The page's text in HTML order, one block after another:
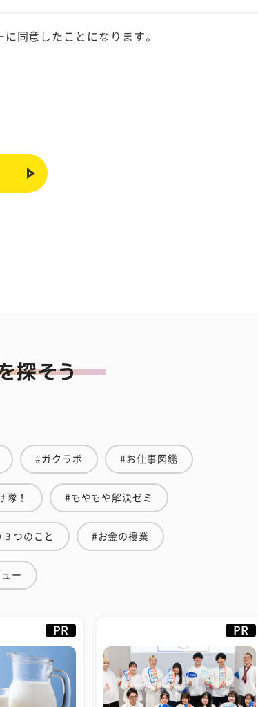
同意したことになります。
#ガクラボ #お仕事図鑑
隊！ #もやもや解決ゼミ
つのこと #お金の授業
ー
PR PR